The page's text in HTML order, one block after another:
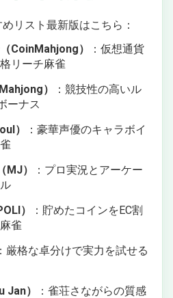
リスト最新版はこちら：
CoinMahjong）
：仮想通貨
リーチ麻雀
）
：競技性の高いル
ーナス
）
：豪華声優のキャラボイ
MJ）
：プロ実況とアーケー
）
：貯めたコインをEC割
雀
：厳格な卓分けで実力を試せる
Jan）
：雀荘さながらの質感